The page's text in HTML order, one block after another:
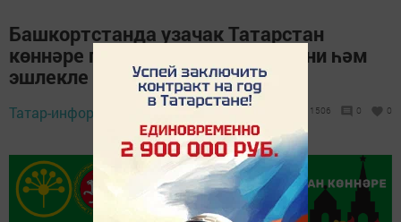
Башкортстанда узачак Татарстан
көннәре программасында мәдәни һәм
эшлекле чаралар каралган
Татар-информ, 16 апрель 2019 - 15:26 1506 0 0